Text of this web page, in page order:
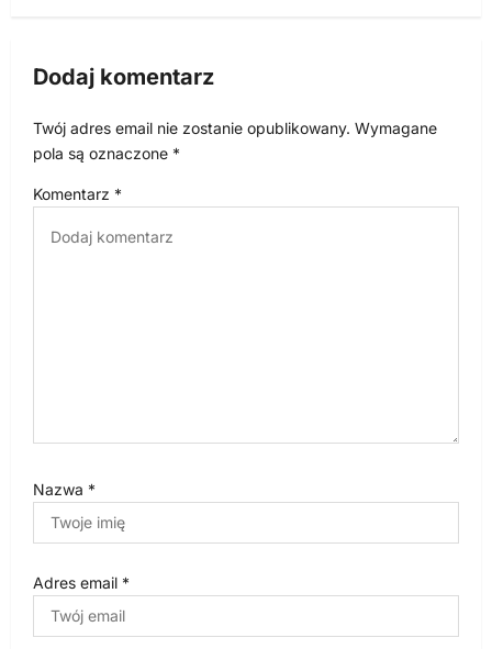
a
w
p
i
Dodaj komentarz
Twój adres email nie zostanie opublikowany. Wymagane
pola są oznaczone *
Komentarz *
Nazwa *
Adres email *